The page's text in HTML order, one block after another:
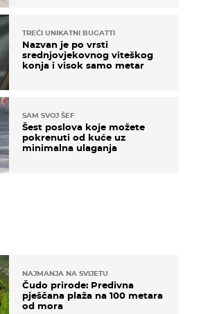
NAJMANJA NA SVIJETU
Čudo prirode: Predivna
pješčana plaža na 100 metara
od mora
TREĆI UNIKATNI BUGATTI
Nazvan je po vrsti
srednjovjekovnog viteškog
konja i visok samo metar
SAM SVOJ ŠEF
Šest poslova koje možete
pokrenuti od kuće uz
minimalna ulaganja